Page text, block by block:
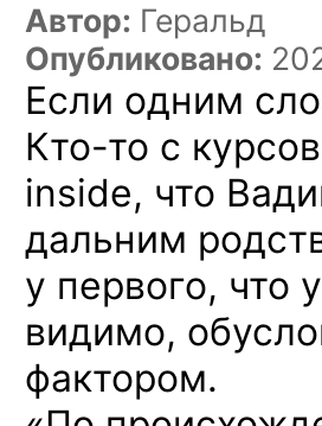
Автор: Геральд
Опубликовано:
Если одним
Кто-то с
inside, что
дальним
у первого, что
видимо,
фактором.